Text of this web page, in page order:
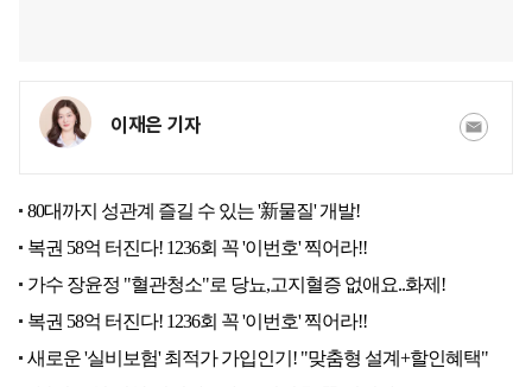
이재은 기자